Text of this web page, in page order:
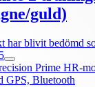
guld)
har blivit bedömd
Prime HR-
GPS, Bluetooth